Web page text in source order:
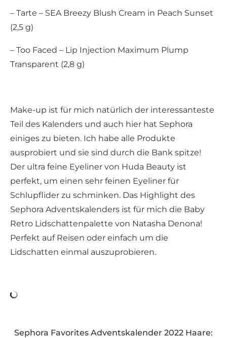
– Tarte – SEA Breezy Blush Cream in Peach Sunset
(2,5 g)
– Too Faced – Lip Injection Maximum Plump
Transparent (2,8 g)
Make-up ist für mich natürlich der interessanteste
Teil des Kalenders und auch hier hat Sephora
einiges zu bieten. Ich habe alle Produkte
ausprobiert und sie sind durch die Bank spitze!
Der ultra feine Eyeliner von Huda Beauty ist
perfekt, um einen sehr feinen Eyeliner für
Schlupflider zu schminken. Das Highlight des
Sephora Adventskalenders ist für mich die Baby
Retro Lidschattenpalette von Natasha Denona!
Perfekt auf Reisen oder einfach um die
Lidschatten einmal auszuprobieren.
Sephora Favorites Adventskalender 2022 Haare: